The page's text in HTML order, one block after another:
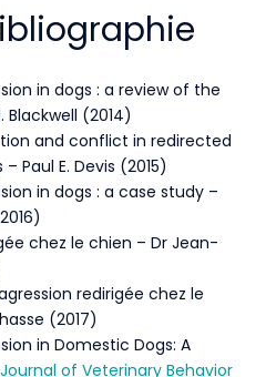
in dogs : a review of the
Blackwell (2014)
and conflict in redirected
Paul E. Devis (2015)
in dogs : a case study –
chez le chien – Dr Jean-
redirigée chez le
(2017)
in Domestic Dogs: A
Journal of Veterinary Behavior